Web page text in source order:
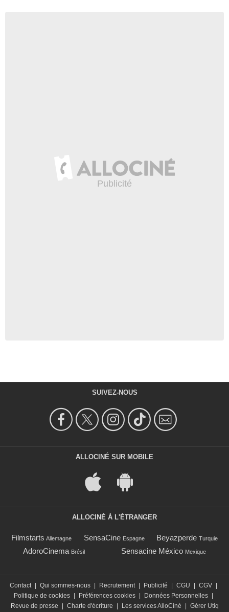
SUIVEZ-NOUS
ALLOCINÉ SUR MOBILE
ALLOCINÉ À L'ÉTRANGER
Filmstarts Allemagne SensaCine Espagne Beyazperde Turquie
AdoroCinema Brésil Sensacine México Mexique
Contact | Qui sommes-nous | Recrutement | Publicité | CGU | CGV |
Politique de cookies | Préférences cookies | Données Personnelles |
Revue de presse
| Charte d'écriture | Les services AlloCiné | Gérer Utiq